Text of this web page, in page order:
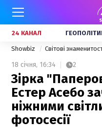
24 КАНАЛ
Showbiz Світові
18 січня, 16:34 2
Зірка
Естер Асебо
ніжними
фотосесії